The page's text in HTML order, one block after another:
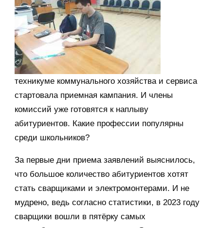
техникуме коммунального хозяйства и сервиса
стартовала приемная кампания. И члены
комиссий уже готовятся к наплыву
абитуриентов. Какие профессии популярны
среди школьников?
За первые дни приема заявлений выяснилось,
что большое количество абитуриентов хотят
стать сварщиками и электромонтерами. И не
мудрено, ведь согласно статистики, в 2023 году
сварщики вошли в пятёрку самых